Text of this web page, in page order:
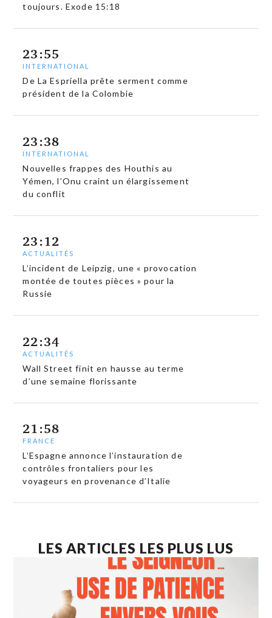
toujours. Exode 15:18
23:55
INTERNATIONAL
De La Espriella prête serment comme
président de la Colombie
23:38
INTERNATIONAL
Nouvelles frappes des Houthis au
Yémen, l’Onu craint un élargissement
du conflit
23:12
ACTUALITÉS
L’incident de Leipzig, une « provocation
montée de toutes pièces » pour la
Russie
22:34
ACTUALITÉS
Wall Street finit en hausse au terme
d’une semaine florissante
21:58
FRANCE
L’Espagne annonce l’instauration de
contrôles frontaliers pour les
voyageurs en provenance d’Italie
LES ARTICLES LES PLUS LUS